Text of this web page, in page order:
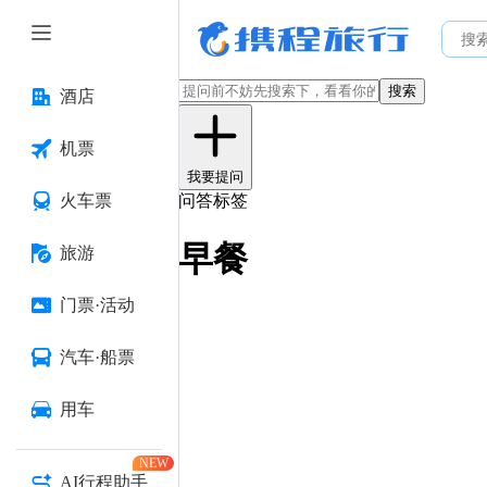
酒店
机票
火车票
旅游
门票·活动
汽车·船票
用车
AI行程助手
NEW
搜索
我要提问
问答标签
早餐